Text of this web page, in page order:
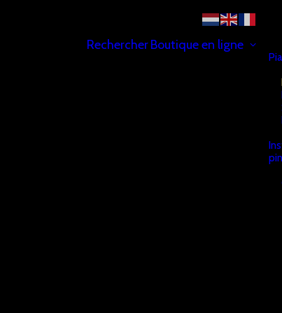
RechercherBoutique en ligne